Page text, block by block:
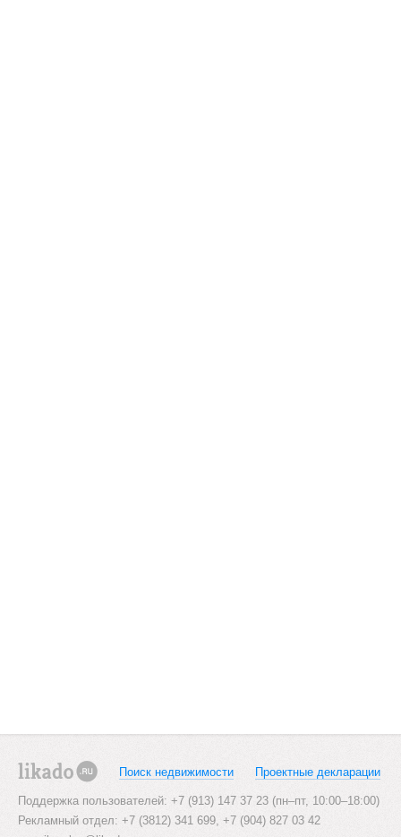
Поиск недвижимости Проектные декларации
Поддержка пользователей: +7 (913) 147 37 23 (пн–пт, 10:00–18:00)
Рекламный отдел: +7 (3812) 341 699, +7 (904) 827 03 42